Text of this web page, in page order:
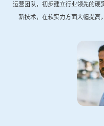
运营团队，初步建立行业领先的硬
新技术，在软实力方面大幅提高